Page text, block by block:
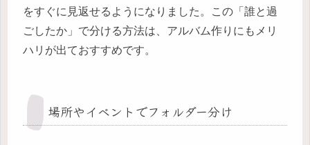
をすぐに見返せるようになりました。この「誰と過
ごしたか」で分ける方法は、アルバム作りにもメリ
ハリが出ておすすめです。
場所やイベントでフォルダー分け